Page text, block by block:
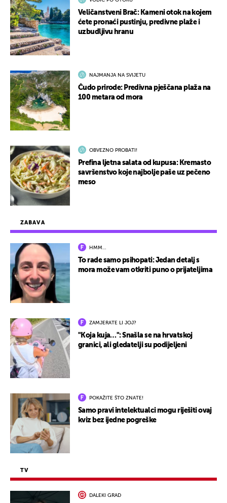
ZABAVA
HMM…
To rade samo psihopati: Jedan detalj s
mora može vam otkriti puno o prijateljima
ZAMJERATE LI JOJ?
"Koja kuja…": Snašla se na hrvatskoj
granici, ali gledatelji su podijeljeni
POKAŽITE ŠTO ZNATE!
Samo pravi intelektualci mogu riješiti ovaj
kviz bez ijedne pogreške
TV
DALEKI GRAD
Veličanstveni Brač: Kameni otok na kojem
ćete pronaći pustinju, predivne plaže i
uzbudljivu hranu
NAJMANJA NA SVIJETU
Čudo prirode: Predivna pješčana plaža na
100 metara od mora
OBVEZNO PROBATI!
Prefina ljetna salata od kupusa: Kremasto
savršenstvo koje najbolje paše uz pečeno
meso